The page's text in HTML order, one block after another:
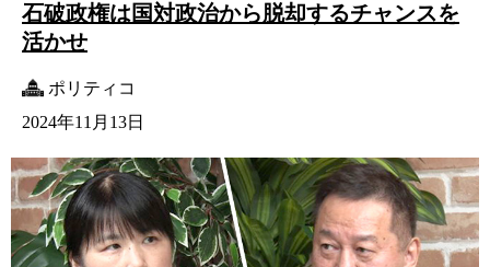
石破政権は国対政治から脱却するチャンスを
活かせ
ポリティコ
2024年11月13日